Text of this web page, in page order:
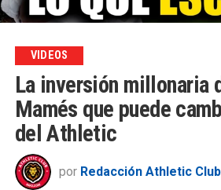
VIDEOS
La inversión millonaria
Mamés que puede
del Athletic
por Redacción Athletic